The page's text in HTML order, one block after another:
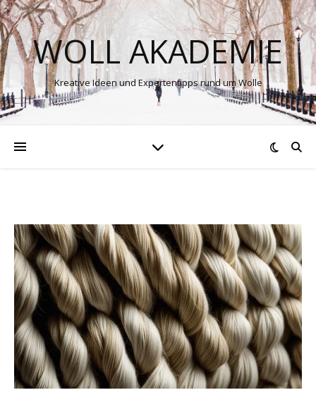
WOLL AKADEMIE
Kreative Ideen und Expertentipps rund um Wolle